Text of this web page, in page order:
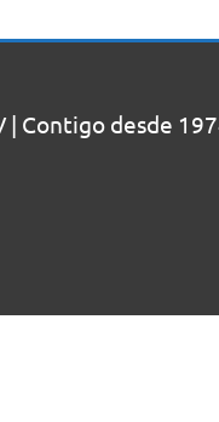
| Contigo desde